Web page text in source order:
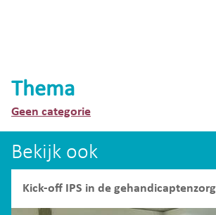
Thema
Geen categorie
Bekijk ook
Kick-off IPS in de gehandicaptenzorg